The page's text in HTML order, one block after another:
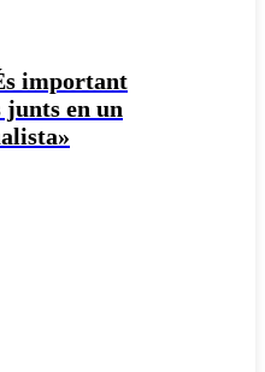
important
junts en un